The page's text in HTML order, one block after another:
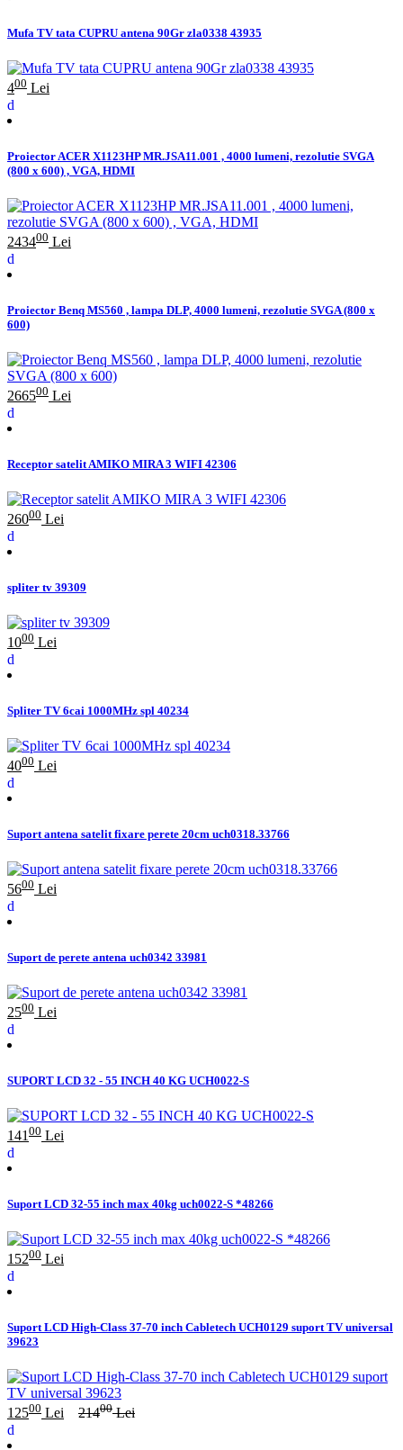
Mufa TV tata CUPRU antena 90Gr zla0338 43935
400 Lei
Proiector ACER X1123HP MR.JSA11.001 , 4000 lumeni, rezolutie SVGA
(800 x 600) , VGA, HDMI
243400 Lei
Proiector Benq MS560 , lampa DLP, 4000 lumeni, rezolutie SVGA (800 x
600)
266500 Lei
Receptor satelit AMIKO MIRA 3 WIFI 42306
26000 Lei
spliter tv 39309
1000 Lei
Spliter TV 6cai 1000MHz spl 40234
4000 Lei
Suport antena satelit fixare perete 20cm uch0318.33766
5600 Lei
Suport de perete antena uch0342 33981
2500 Lei
SUPORT LCD 32 - 55 INCH 40 KG UCH0022-S
141 00 Lei
Suport LCD 32-55 inch max 40kg uch0022-S *48266
15200 Lei
Suport LCD High-Class 37-70 inch Cabletech UCH0129 suport TV universal
39623
12500 Lei 21400Lei